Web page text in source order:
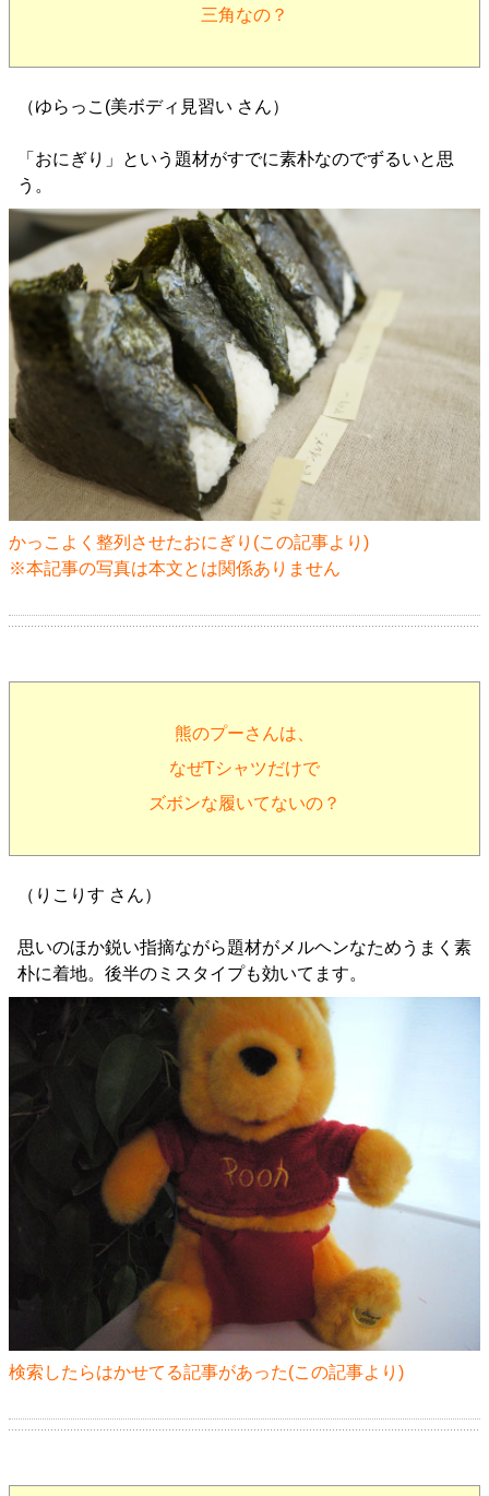
三角なの？
（ゆらっこ(美ボディ見習い さん）
「おにぎり」という題材がすでに素朴なのでずるいと思
う。
かっこよく整列させたおにぎり(この記事より)
※本記事の写真は本文とは関係ありません
熊のプーさんは、
なぜTシャツだけで
ズボンな履いてないの？
（りこりす さん）
思いのほか鋭い指摘ながら題材がメルヘンなためうまく素
朴に着地。後半のミスタイプも効いてます。
検索したらはかせてる記事があった(この記事より)